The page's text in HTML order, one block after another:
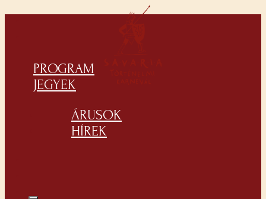
PROGRAM
JEGYEK
ÁRUSOK
HÍREK